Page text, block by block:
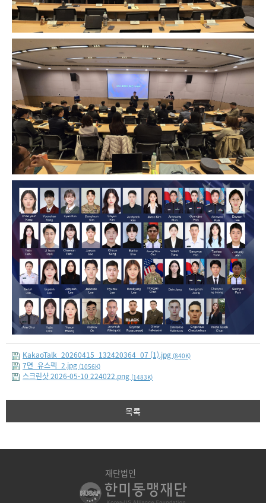
KakaoTalk_20260415_132420364_07 (1).jpg (840K)
7면_유스펙_2.jpg (1056K)
스크린샷 2026-05-10 224022.png (1483K)
목록
재단법인